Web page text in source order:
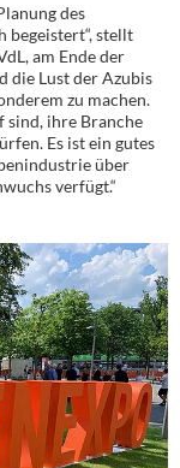
des
begeistert“, stellt
am Ende der
die Lust der Azubis
zu machen.
sind, ihre Branche
Es ist ein gutes
über
verfügt.“